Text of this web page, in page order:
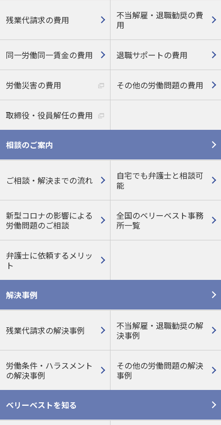
残業代請求の費用
不当解雇・退職勧奨の費
用
同一労働同一賃金の費用 退職サポートの費用
労働災害の費用 その他の労働問題の費用
取締役・役員解任の費用
相談のご案内
ご相談・解決までの流れ
自宅でも弁護士と相談可
能
新型コロナの影響による
労働問題のご相談
全国のベリーベスト事務
所一覧
弁護士に依頼するメリッ
ト
解決事例
残業代請求の解決事例
不当解雇・退職勧奨の解
決事例
労働条件・ハラスメント
の解決事例
その他の労働問題の解決
事例
ベリーベストを知る